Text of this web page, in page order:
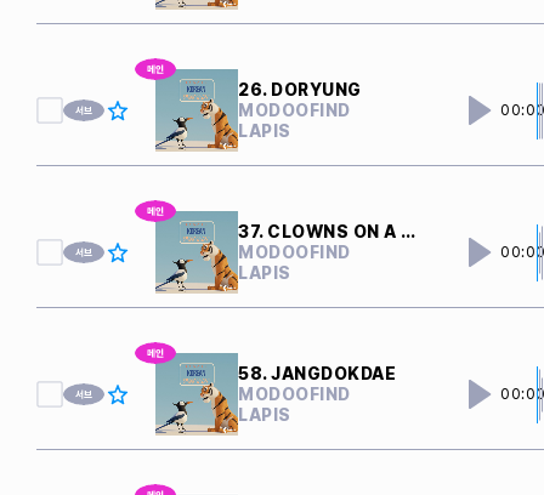
26. DORYUNG
MODOOFIND
LAPIS
37. CLOWNS ON A ROPE
MODOOFIND
LAPIS
58. JANGDOKDAE
MODOOFIND
LAPIS